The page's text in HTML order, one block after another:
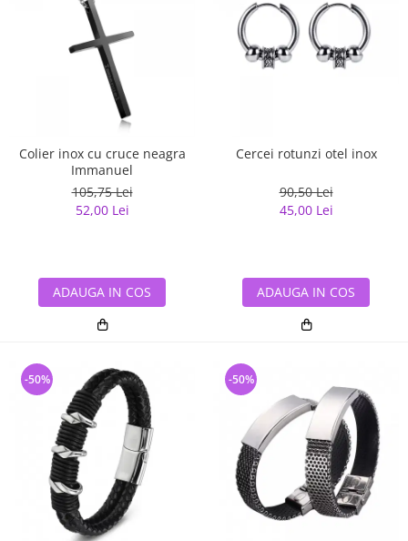
Colier inox cu cruce neagra
Immanuel
105,75 Lei
52,00 Lei
ADAUGA IN COS
Cercei rotunzi otel inox
90,50 Lei
45,00 Lei
ADAUGA IN COS
-50% -50%